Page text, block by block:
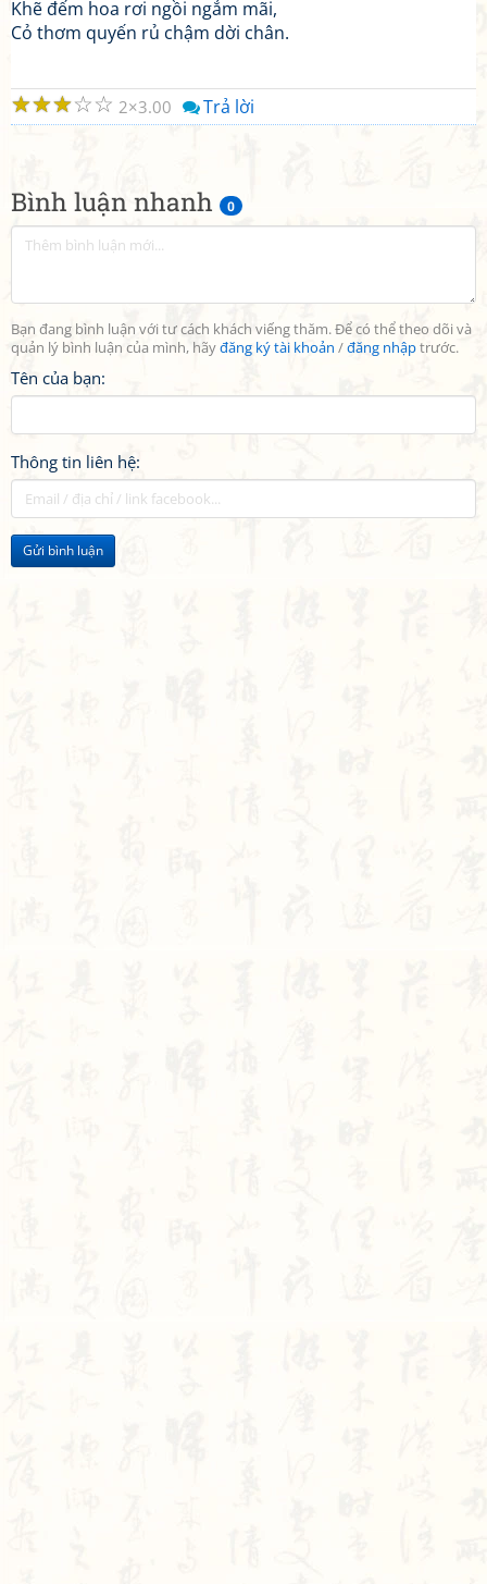
Bình luận nhanh 0
Bạn đang bình luận với tư cách khách viếng thăm. Để có thể theo dõi và
quản lý bình luận của mình, hãyđăng ký tài khoản /đăng nhậptrước.
Tên của bạn:
Thông tin liên hệ:
Gửi bình luận
Khẽ đếm hoa rơi ngồi ngắm mãi,
Cỏ thơm quyến rủ chậm dời chân.
☆
☆
☆
☆
☆ 2 3.00 Trả lời